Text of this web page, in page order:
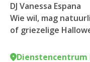
DJ Vanessa Espana
Wie wil, mag
of griezelige
Dienstencentrum